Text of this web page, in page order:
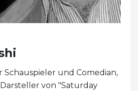
Schauspieler und Comedian,
von "Saturday